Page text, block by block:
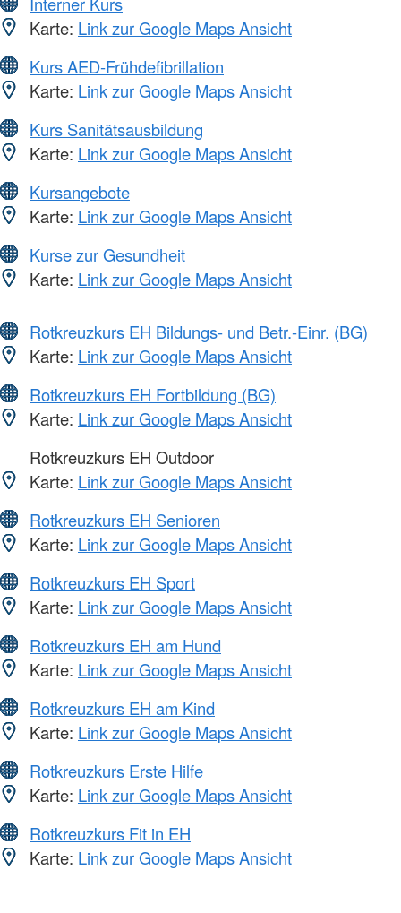
Karte: Link zur Google Maps Ansicht
Kurs AED-Frühdefibrillation
Karte: Link zur Google Maps Ansicht
Kurs Sanitätsausbildung
Karte: Link zur Google Maps Ansicht
Kursangebote
Karte: Link zur Google Maps Ansicht
Kurse zur Gesundheit
Karte: Link zur Google Maps Ansicht
Rotkreuzkurs EH Bildungs- und Betr.-Einr. (BG)
Karte: Link zur Google Maps Ansicht
Rotkreuzkurs EH Fortbildung (BG)
Karte: Link zur Google Maps Ansicht
Rotkreuzkurs EH Outdoor
Karte: Link zur Google Maps Ansicht
Rotkreuzkurs EH Senioren
Karte: Link zur Google Maps Ansicht
Rotkreuzkurs EH Sport
Karte: Link zur Google Maps Ansicht
Rotkreuzkurs EH am Hund
Karte: Link zur Google Maps Ansicht
Rotkreuzkurs EH am Kind
Karte: Link zur Google Maps Ansicht
Rotkreuzkurs Erste Hilfe
Karte: Link zur Google Maps Ansicht
Rotkreuzkurs Fit in EH
Karte: Link zur Google Maps Ansicht